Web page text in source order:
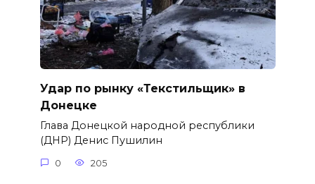
Удар по рынку «Текстильщик» в
Донецке
Глава Донецкой народной республики
(ДНР) Денис Пушилин
0 205